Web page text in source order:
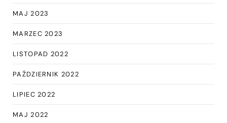
MAJ 2023
MARZEC 2023
LISTOPAD 2022
PAŹDZIERNIK 2022
LIPIEC 2022
MAJ 2022